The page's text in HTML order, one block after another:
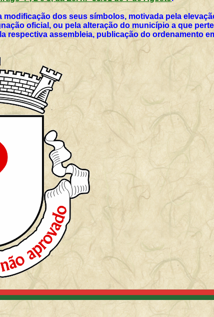
dos seus símbolos, motivada pela
oficial, ou pela alteração do município a que
respectiva assembleia, publicação do ordenamento